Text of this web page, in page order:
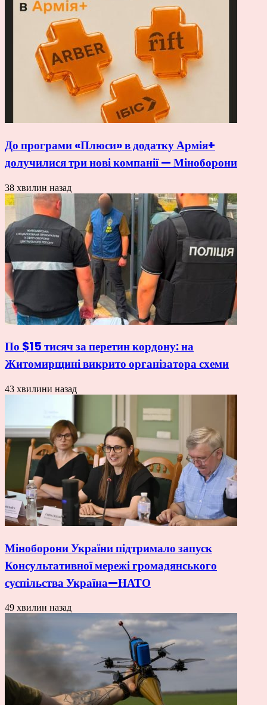
До програми «Плюси» в додатку Армія+
долучилися три нові компанії — Міноборони
38 хвилин назад
По $15 тисяч за перетин кордону: на
Житомирщині викрито організатора схеми
43 хвилини назад
Міноборони України підтримало запуск
Консультативної мережі громадянського
суспільства Україна—НАТО
49 хвилин назад